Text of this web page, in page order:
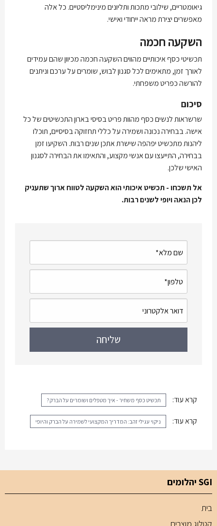
גיאומטריים, שילובי מתכות ותליונים מינימליסטיים. כל אלה
מאפשרים יצירת מראה ייחודי ואישי.
השקעה חכמה
תכשיטי כסף איכותיים מהווים השקעה חכמה מכיוון שהם עמידים
לאורך זמן, מתאימים לכל סגנון לבוש, שומרים על ערכם וניתנים
להורשה כפריט משפחתי.
סיכום
שרשראות לנשים כסף מהוות פריט בסיסי בארון התכשיטים של כל
אישה. בבחירה נכונה ושמירה על כללי תחזוקה בסיסיים, תוכלו
ליהנות מתכשיט יפהפה שישרת אתכן שנים רבות. השקיעו זמן
בבחירה, התייעצו עם אנשי מקצוע, והתאימו את הבחירה לסגנון
האישי שלכן.
אל תשכחו - תכשיט איכותי הוא השקעה לטווח ארוך שתעניק
לכן הנאה ויופי לשנים רבות.
קרא עוד: תכשיט כסף משחיר - איך מטפלים ושומרים על הברק?
קרא עוד: ניקוי עגילי זהב: המדריך המקצועי לשמירה על הברק והיופי
SGI יהלומים
בית